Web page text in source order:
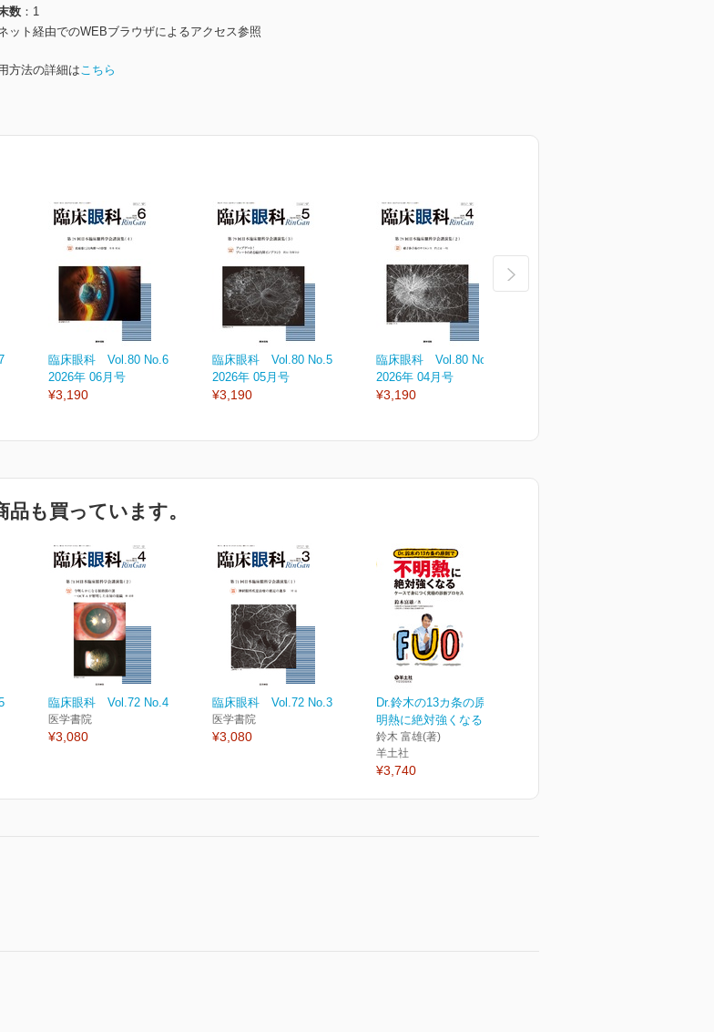
数
1
ット経由でのWEBブラウザによるアクセス参照
方法の詳細はこちら
臨床眼科 Vol.80 No.6
2026年 06月号
¥3,190
臨床眼科 Vol.80 No.5
2026年 05月号
¥3,190
臨床眼科 Vol.80 No.4
2026年 04月号
¥3,190
も買っています。
臨床眼科 Vol.72 No.4
医学書院
¥3,080
臨床眼科 Vol.72 No.3
医学書院
¥3,080
Dr.鈴木の13カ条の原則で不
明熱に絶対強くなる
鈴木 富雄(著)
羊土社
¥3,740